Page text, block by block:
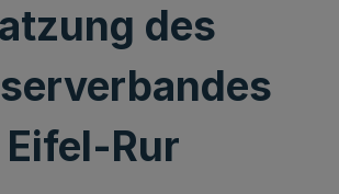
des
Eifel-Rur